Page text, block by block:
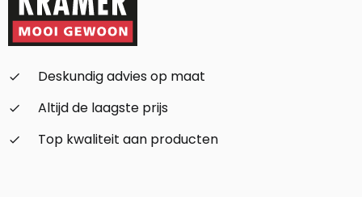
check_small
Deskundig advies op maat
check_small
Altijd de laagste prijs
check_small
Top kwaliteit aan producten